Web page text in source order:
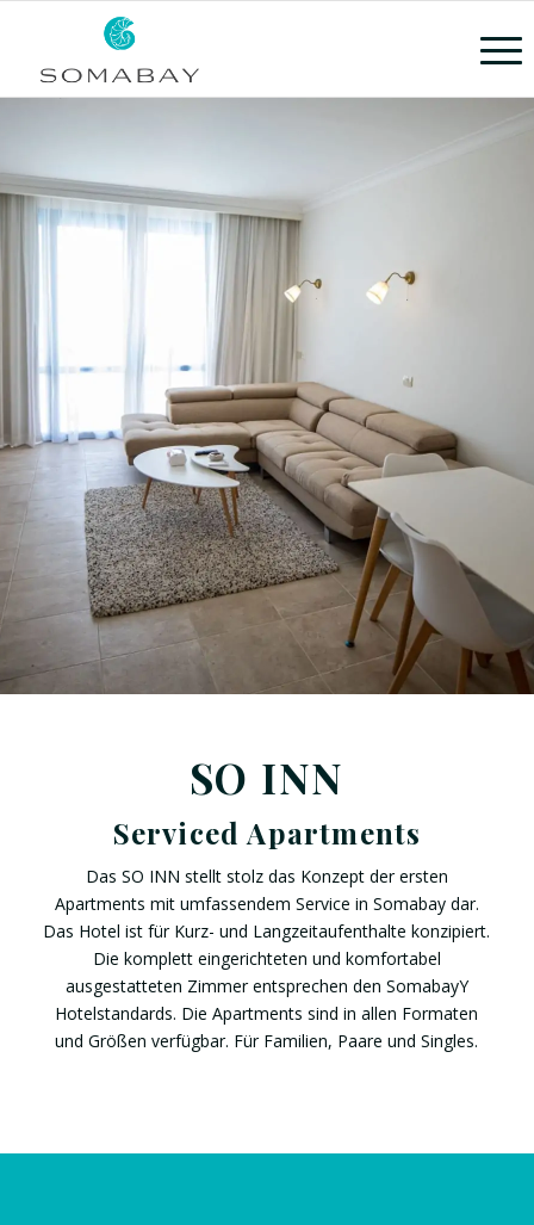
SO INN
Serviced Apartments
Das SO INN stellt stolz das Konzept der ersten
Apartments mit umfassendem Service in Somabay dar.
Das Hotel ist für Kurz- und Langzeitaufenthalte konzipiert.
Die komplett eingerichteten und komfortabel
ausgestatteten Zimmer entsprechen den SomabayY
Hotelstandards. Die Apartments sind in allen Formaten
und Größen verfügbar. Für Familien, Paare und Singles.